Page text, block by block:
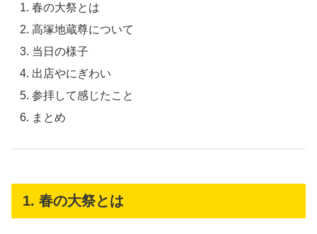
春の大祭とは
高塚地蔵尊について
当日の様子
出店やにぎわい
参拝して感じたこと
まとめ
1. 春の大祭とは